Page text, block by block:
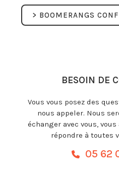
> BOOMERANGS
BESOIN DE
Vous vous posez des
nous appeler. Nous
échanger avec vous,
répondre à toutes
05 62